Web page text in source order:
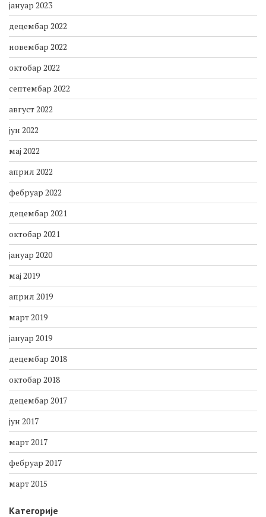
јануар 2023
децембар 2022
новембар 2022
октобар 2022
септембар 2022
август 2022
јун 2022
мај 2022
април 2022
фебруар 2022
децембар 2021
октобар 2021
јануар 2020
мај 2019
април 2019
март 2019
јануар 2019
децембар 2018
октобар 2018
децембар 2017
јун 2017
март 2017
фебруар 2017
март 2015
Категорије